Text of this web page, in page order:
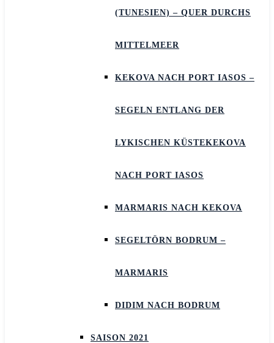
(TUNESIEN) – QUER DURCHS
MITTELMEER
KEKOVA NACH PORT IASOS –
SEGELN ENTLANG DER
LYKISCHEN KÜSTEKEKOVA
NACH PORT IASOS
MARMARIS NACH KEKOVA
SEGELTÖRN BODRUM –
MARMARIS
DIDIM NACH BODRUM
SAISON 2021